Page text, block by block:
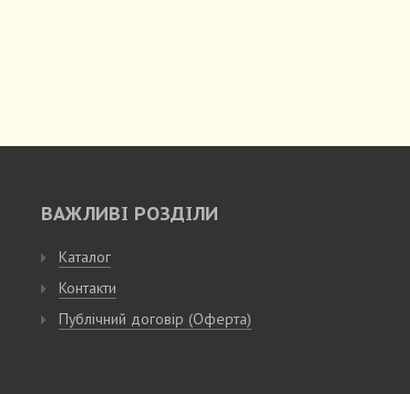
ВАЖЛИВІ РОЗДІЛИ
Каталог
Контакти
Публічний договір (Оферта)